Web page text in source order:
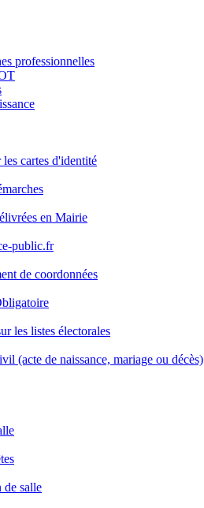
professionnelles
cartes d'identité
en Mairie
public.fr
de coordonnées
les listes électorales
(acte de naissance, mariage ou décès)
de salle